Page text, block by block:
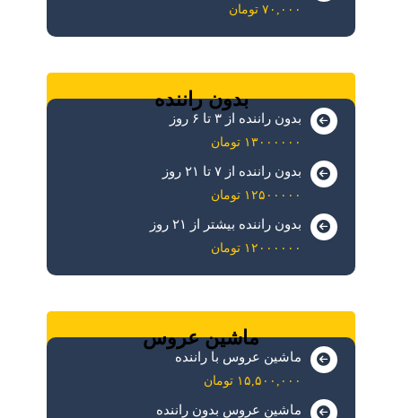
۷۰,۰۰۰ تومان
بدون راننده
بدون راننده از ۳ تا ۶ روز
۱۳۰۰۰۰۰۰ تومان
بدون راننده از ۷ تا ۲۱ روز
۱۲۵۰۰۰۰۰ تومان
بدون راننده بیشتر از ۲۱ روز
۱۲۰۰۰۰۰۰ تومان
ماشین عروس
ماشین عروس با راننده
۱۵,۵۰۰,۰۰۰ تومان
ماشین عروس بدون راننده